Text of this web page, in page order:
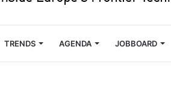
TRENDS AGENDA JOBBOARD